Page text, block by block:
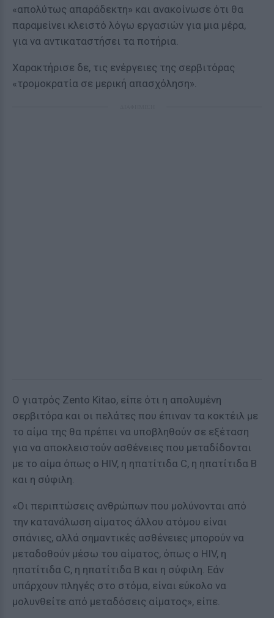
«απολύτως απαράδεκτη» και ανακοίνωσε ότι θα
παραμείνει κλειστό λόγω εργασιών για μια μέρα,
για να αντικαταστήσει τα ποτήρια.
Χαρακτήρισε δε, τις ενέργειες της σερβιτόρας
«τρομοκρατία σε μερική απασχόληση».
Ο γιατρός Zento Kitao, είπε ότι η απολυμένη
σερβιτόρα και οι πελάτες που έπιναν τα κοκτέιλ με
το αίμα της θα πρέπει να υποβληθούν σε εξέταση
για να αποκλειστούν ασθένειες που μεταδίδονται
με το αίμα όπως ο HIV, η ηπατίτιδα C, η ηπατίτιδα Β
και η σύφιλη.
«Οι περιπτώσεις ανθρώπων που μολύνονται από
την κατανάλωση αίματος άλλου ατόμου είναι
σπάνιες, αλλά σημαντικές ασθένειες μπορούν να
μεταδοθούν μέσω του αίματος, όπως ο HIV, η
ηπατίτιδα C, η ηπατίτιδα Β και η σύφιλη. Εάν
υπάρχουν πληγές στο στόμα, είναι εύκολο να
μολυνθείτε από μεταδόσεις αίματος», είπε.